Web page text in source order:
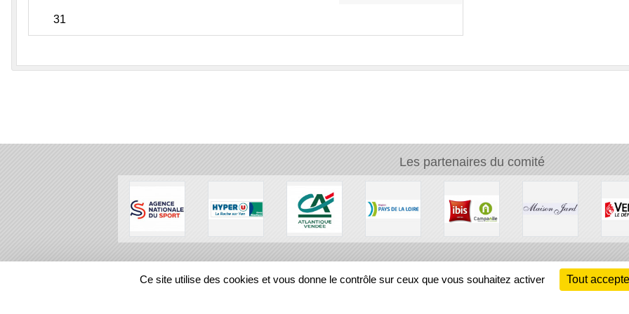
31
Les partenaires du comité
REGIONS
Ce site utilise des cookies et vous donne le contrôle sur ceux que vous souhaitez activer Tout